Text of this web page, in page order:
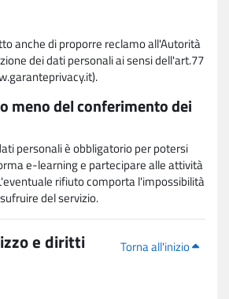
anche di proporre reclamo all'Autorità
dei dati personali ai sensi dell'art.77
meno del conferimento dei
personali è obbligatorio per potersi
e-learning e partecipare alle attività
rifiuto comporta l'impossibilità
del servizio.
Torna all'inizio
e diritti